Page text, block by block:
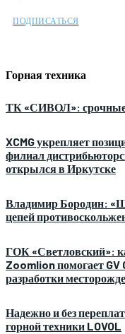
ПОДПИСАТЬСЯ
Горная техника
ТК «СИВОЛ»: срочные
XCMG укрепляет
филиал
открылся в Иркутске
Владимир Бородин:
цепей
ГОК «Светловский»:
Zoomlion помогает
разработки
Надежно и без
горной техники LOVOL